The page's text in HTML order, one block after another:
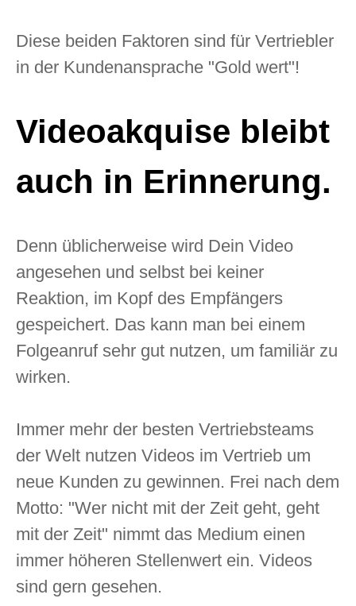
Diese beiden Faktoren sind für Vertriebler
in der Kundenansprache "Gold wert"!
Videoakquise bleibt
auch in Erinnerung.
Denn üblicherweise wird Dein Video
angesehen und selbst bei keiner
Reaktion, im Kopf des Empfängers
gespeichert. Das kann man bei einem
Folgeanruf sehr gut nutzen, um familiär zu
wirken.
Immer mehr der besten Vertriebsteams
der Welt nutzen Videos im Vertrieb um
neue Kunden zu gewinnen. Frei nach dem
Motto: "Wer nicht mit der Zeit geht, geht
mit der Zeit" nimmt das Medium einen
immer höheren Stellenwert ein. Videos
sind gern gesehen.